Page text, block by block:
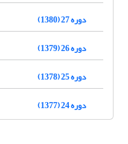
دوره 27 (1380)
دوره 26 (1379)
دوره 25 (1378)
دوره 24 (1377)